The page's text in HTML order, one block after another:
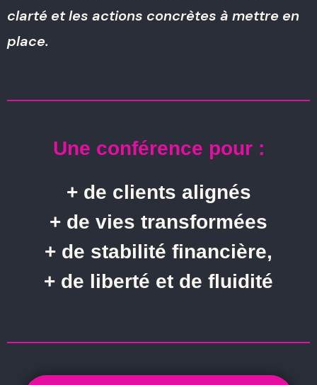
clarté et les actions concrètes à mettre en
place.
Une conférence pour :
+ de clients alignés
+ de vies transformées
+ de stabilité financière,
+ de liberté et de fluidité